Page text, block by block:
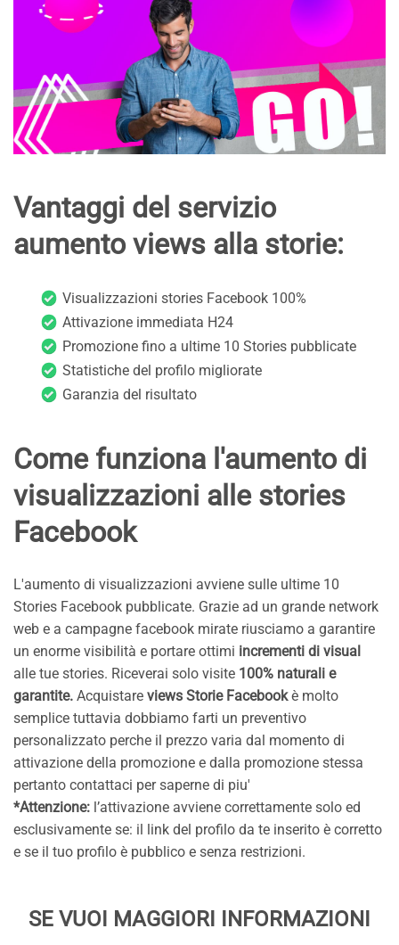
Vantaggi del servizio
aumento views alla storie:
Visualizzazioni stories Facebook 100%
Attivazione immediata H24
Promozione fino a ultime 10 Stories pubblicate
Statistiche del profilo migliorate
Garanzia del risultato
Come funziona l'aumento di
visualizzazioni alle stories
Facebook
L'aumento di visualizzazioni avviene sulle ultime 10
Stories Facebook pubblicate. Grazie ad un grande network
web e a campagne facebook mirate riusciamo a garantire
un enorme visibilità e portare ottimi incrementi di visual
alle tue stories. Riceverai solo visite 100% naturali e
garantite. Acquistare views Storie Facebookè molto
semplice tuttavia dobbiamo farti un preventivo
personalizzato perche il prezzo varia dal momento di
attivazione della promozione e dalla promozione stessa
pertanto contattaci per saperne di piu'
*Attenzione: l’attivazione avviene correttamente solo ed
esclusivamente se: il link del profilo da te inserito è corretto
e se il tuo profilo è pubblico e senza restrizioni.
SE VUOI MAGGIORI INFORMAZIONI